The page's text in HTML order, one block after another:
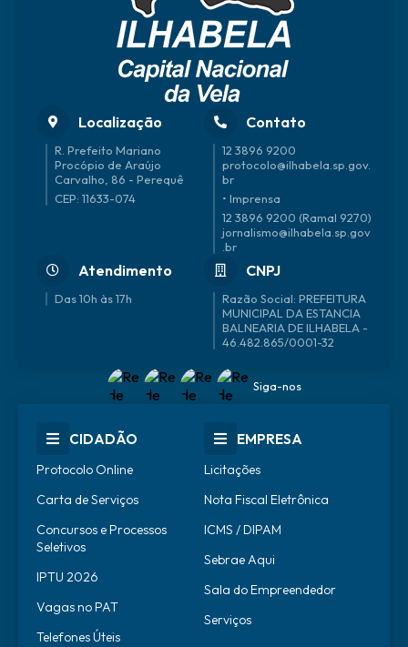
Localização
R. Prefeito Mariano
Procópio de Araújo
Carvalho, 86 - Perequê
CEP: 11633-074
Contato
12 3896 9200
protocolo@ilhabela.sp.gov.
br
• Imprensa
12 3896 9200 (Ramal 9270)
jornalismo@ilhabela.sp.gov
.br
Atendimento
Das 10h às 17h
CNPJ
46.482.865/0001-32
Siga-nos
CIDADÃO
Protocolo Online
Carta de Serviços
Concursos e Processos
Seletivos
IPTU 2026
Vagas no PAT
Telefones Úteis
EMPRESA
Licitações
Nota Fiscal Eletrônica
ICMS / DIPAM
Sebrae Aqui
Sala do Empreendedor
Serviços